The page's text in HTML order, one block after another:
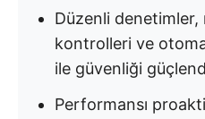
Düzenli denetimler,
kontrolleri ve
ile güvenliği
Performansı